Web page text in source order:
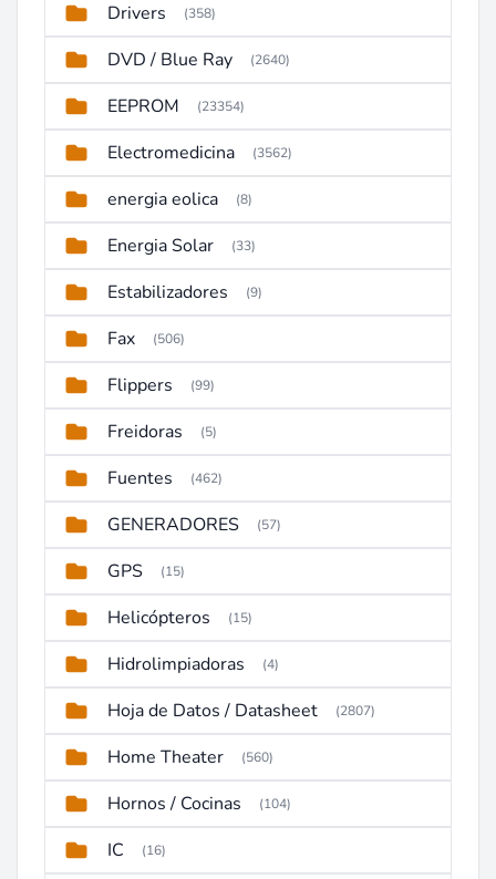
Drivers (358)
DVD / Blue Ray (2640)
EEPROM (23354)
Electromedicina (3562)
energia eolica (8)
Energia Solar (33)
Estabilizadores (9)
Fax (506)
Flippers (99)
Freidoras (5)
Fuentes (462)
GENERADORES (57)
GPS (15)
Helicópteros (15)
Hidrolimpiadoras (4)
Hoja de Datos / Datasheet (2807)
Home Theater (560)
Hornos / Cocinas (104)
IC (16)